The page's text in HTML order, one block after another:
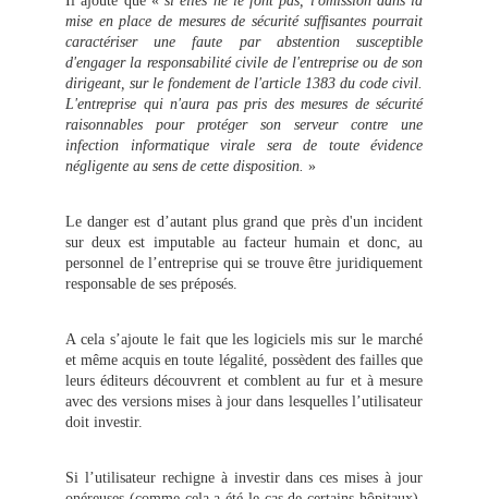
mise en place de mesures de sécurité sufﬁsantes pourrait
caractériser une faute par abstention susceptible
d'engager la responsabilité civile de l'entreprise ou de son
dirigeant, sur le fondement de l'article 1383 du code civil.
L'entreprise qui n'aura pas pris des mesures de sécurité
raisonnables pour protéger son serveur contre une
infection informatique virale sera de toute évidence
négligente au sens de cette disposition. »
Le danger est d’autant plus grand que près d'un incident
sur deux est imputable au facteur humain et donc, au
personnel de l’entreprise qui se trouve être juridiquement
responsable de ses préposés.
A cela s’ajoute le fait que les logiciels mis sur le marché
et même acquis en toute légalité, possèdent des failles que
leurs éditeurs découvrent et comblent au fur et à mesure
avec des versions mises à jour dans lesquelles l’utilisateur
doit investir.
Si l’utilisateur rechigne à investir dans ces mises à jour